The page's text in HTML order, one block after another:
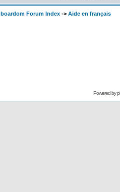
boardom Forum Index -> Aide en français
Powered by